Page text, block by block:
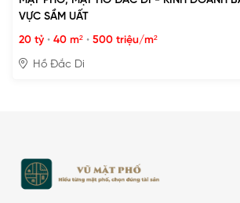
VỰC SẦM UẤT
20 tỷ • 40 m² • 500 triệu/m²
Hồ Đắc Di